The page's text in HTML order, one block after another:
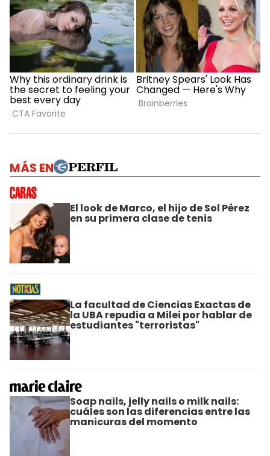
MÁS EN
El look de Marco, el hijo de Sol Pérez
en su primera clase de tenis
La facultad de Ciencias Exactas de
la UBA repudia a Milei por hablar de
estudiantes "terroristas"
Soap nails, jelly nails o milk nails:
cuáles son las diferencias entre las
manicuras del momento